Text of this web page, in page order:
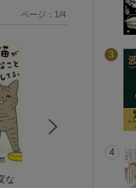
な
ページ： 1/4
3
4